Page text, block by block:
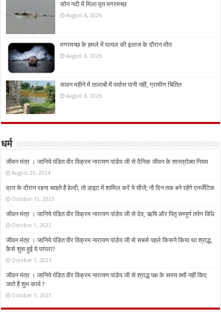
सोन नदी में मिला मृत मगरमच्छ
August 6, 2026
मगरमच्छ के हमले में घायल की इलाज के दौरान मौत
August 6, 2026
सावन महीने में तालाबों में पर्याप्त पानी नहीं, ग्रामीण चिंतित
August 6, 2026
धर्म
जीवन मंत्र । जानिये पंडित वीर विक्रम नारायण पांडेय जी से दैनिक जीवन के शास्त्रोक्त नियम
August 25, 2024
व्रत के दौरान रहना चाहते हैं हेल्दी, तो डाइट में शामिल करें ये चीजें; नौ दिन तक बने रहेंगे एनर्जेटिक
October 15, 2023
जीवन मंत्र । जानिये पंडित वीर विक्रम नारायण पांडेय जी से देव, ऋषि और पितृ सम्पूर्ण तर्पण विधि
October 1, 2023
जीवन मंत्र । जानिये पंडित वीर विक्रम नारायण पांडेय जी से सबसे पहले किसने किया था श्राद्ध,
कैसे शुरू हुई ये परंपरा?
October 1, 2023
जीवन मंत्र । जानिये पंडित वीर विक्रम नारायण पांडेय जी से श्राद्ध पक्ष के समय क्यों नहीं किए
जाते हैं शुभ कार्य ?
October 1, 2023